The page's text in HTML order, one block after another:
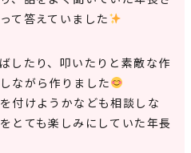
て答えていました
したり、叩いたりと素敵な作
ながら作りました
付けようかなども相談しな
とても楽しみにしていた年長